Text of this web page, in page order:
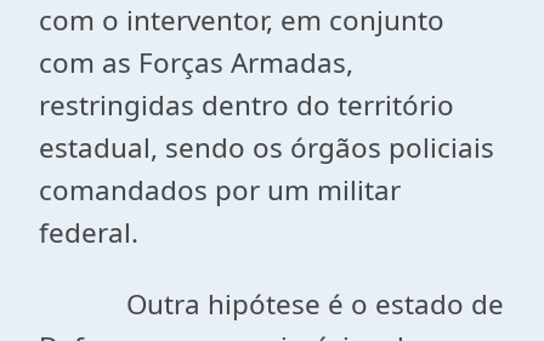
com o interventor, em conjunto
com as Forças Armadas,
restringidas dentro do território
estadual, sendo os órgãos policiais
comandados por um militar
federal.
Outra hipótese é o estado de